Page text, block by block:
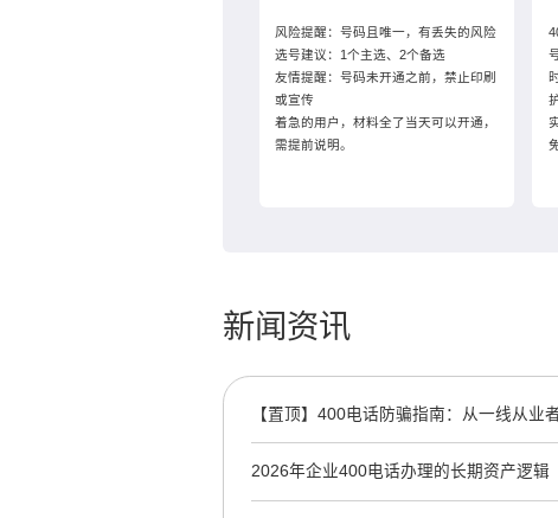
风险提醒：号码且唯一，有丢失的风险
选号建议：1个主选、2个备选
友情提醒：号码未开通之前，禁止印刷
或宣传
着急的用户，材料全了当天可以开通，
需提前说明。
新闻资讯
【置顶】 400电话防骗指南：从一线从业
开服务商骗局
2026年企业400电话办理的长期资产逻辑